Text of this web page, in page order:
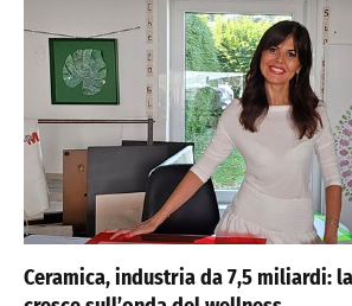
Ceramica, industria da 7,5 miliardi: